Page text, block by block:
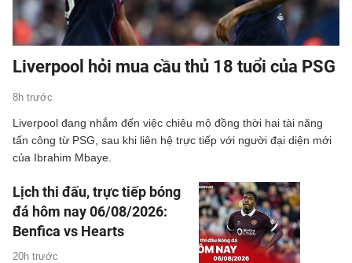
Liverpool hỏi mua cầu thủ 18 tuổi của PSG
8h trước
Liverpool đang nhắm đến việc chiêu mộ đồng thời hai tài năng
tấn công từ PSG, sau khi liên hệ trực tiếp với người đại diện mới
của Ibrahim Mbaye.
Lịch thi đấu, trực tiếp bóng
đá hôm nay 06/08/2026:
Benfica vs Hearts
20h trước